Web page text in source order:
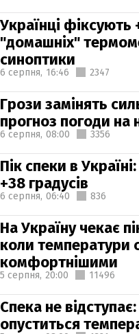
Українці фіксують
"домашніх"
синоптики
6 серпня, 16:46 2347
Грози замінять
прогноз погоди на
6 серпня, 08:00 3356
Пік спеки в
+38 градусів
6 серпня, 06:40 836
На Україну чекає
коли температури
комфортнішими
5 серпня, 20:00 11496
Спека не
опуститься